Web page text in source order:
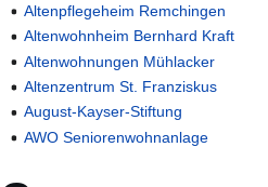
Altenpflegeheim Remchingen
Altenwohnheim Bernhard Kraft
Altenwohnungen Mühlacker
Altenzentrum St. Franziskus
August-Kayser-Stiftung
AWO Seniorenwohnanlage